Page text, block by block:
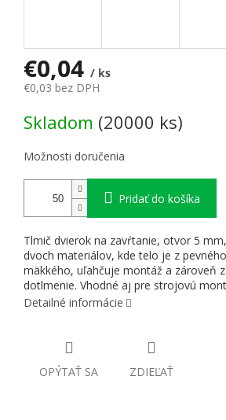
€0,04 / ks
€0,03 bez DPH
Skladom (20000 ks)
Možnosti doručenia
Pridať do košíka
Tlmič dvierok na zavŕtanie, otvor 5
dvoch materiálov, kde telo je z
mäkkého, uľahčuje montáž a zároveň
dotlmenie. Vhodné aj pre strojovú
Detailné informácie
OPÝTAŤ SA ZDIEĽAŤ